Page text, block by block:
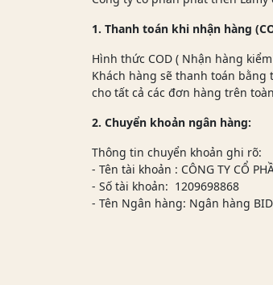
1. Thanh toán khi nhận hàng
Hình thức COD ( Nhận hàng
Khách hàng sẽ thanh toán
cho tất cả các đơn hàng trên
2. Chuyển khoản ngân hàng:
Thông tin chuyển khoản ghi rõ:
- Tên tài khoản : CÔNG TY CỔ
- Số tài khoản: 1209698868
- Tên Ngân hàng: Ngân hàng